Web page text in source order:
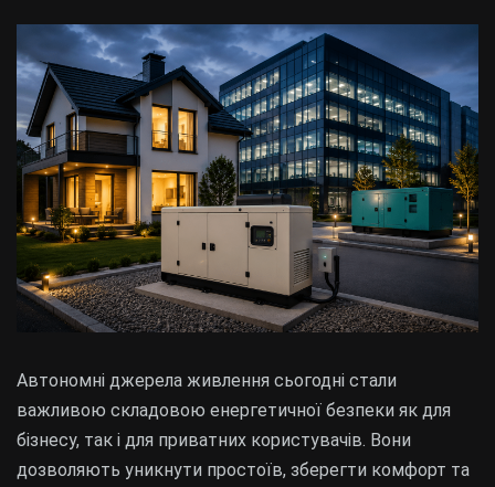
Автономні джерела живлення сьогодні стали
важливою складовою енергетичної безпеки як для
бізнесу, так і для приватних користувачів. Вони
дозволяють уникнути простоїв, зберегти комфорт та